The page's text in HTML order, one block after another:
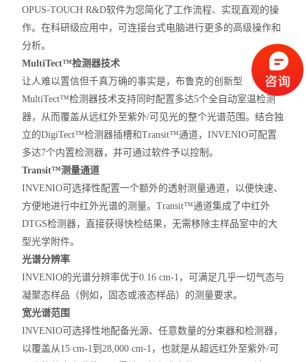
OPUS-TOUCH R&D软件为您简化了工作流程、实现直观的操
作。在科研级应用中，可连接台式电脑进行更多的高级操作和
分析。
MultiTect™检测器技术
让人难以置信但千真万确的事实是，布鲁克的创新型
MultiTect™检测器技术支持同时配置多达5个全自动室温检测
器，从而覆盖从远红外至紫外/可见光的整个光谱范围。结合独
立的DigiTect™检测器插槽和Transit™通道，INVENIO可配置
多达7个内置检测器，并可通过软件予以控制。
Transit™测量通道
INVENIO可选择性配置一个额外的透射测量通道，以便快速、
方便地进行中红外光谱的测量。Transit™通道集成了中红外
DTGS检测器，直接获得快检结果，无需移除主样品室中的大
型光学附件。
光谱分辨率
INVENIO的光谱分辨率优于0.16 cm-1，可满足几乎一切气态与
凝聚态样品（例如，固态或液态样品）的测量要求。
宽光谱范围
INVENIO可选择性地配备光源、任意数量的分束器和检测器，
以覆盖从15 cm-1到28,000 cm-1，也就是从超远红外至紫外/可